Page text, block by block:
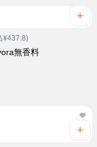
¥437.8)
無香料